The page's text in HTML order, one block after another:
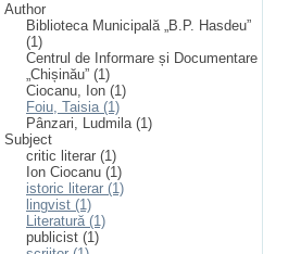
Author
Biblioteca Municipală „B.P. Hasdeu”
(1)
Centrul de Informare și Documentare
„Chișinău” (1)
Ciocanu, Ion (1)
Foiu, Taisia (1)
Pânzari, Ludmila (1)
Subject
critic literar (1)
Ion Ciocanu (1)
istoric literar (1)
lingvist (1)
Literatură (1)
publicist (1)